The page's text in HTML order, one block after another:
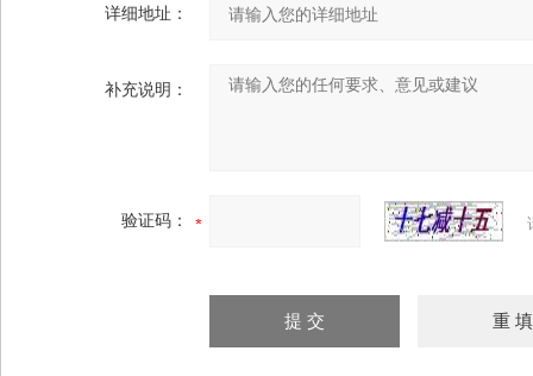
详细地址：
补充说明：
验证码：